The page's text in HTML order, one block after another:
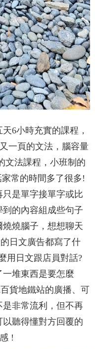
6小時充實的課程，
一頁的文法，腦容量
文法課程，小班制的
常的時間多了很多!
是單字接單字或比
的內容組成些句子
燒腦子，想想聊天
日文廣告都寫了什
用日文跟店員對話?
堆東西是要怎麼
貨地鐵站的廣播、可
是非常流利，但不再
聽得懂對方回覆的
!